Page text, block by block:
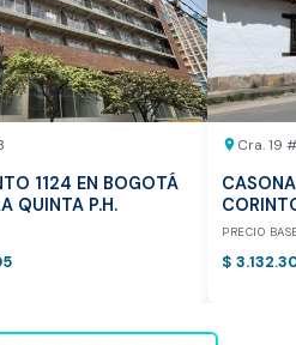
Vista previa
para inmuebles ubicados en
1124 EN BOGOTÁ
QUINTA P.H.
location_on Cra. 19
PRECIO
$